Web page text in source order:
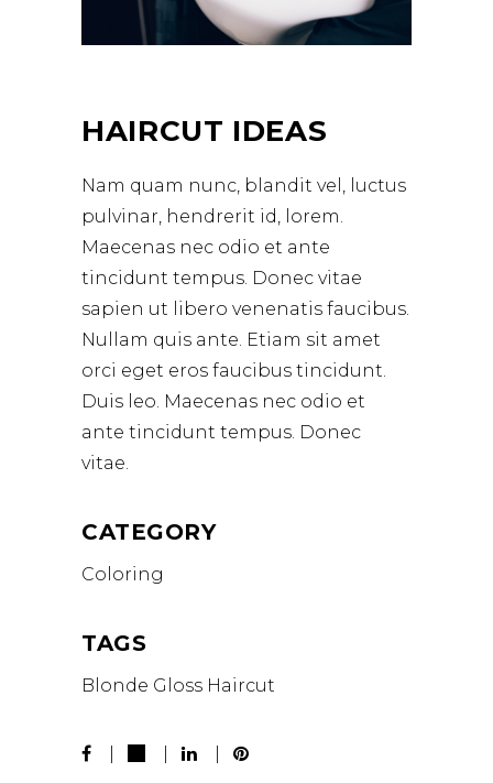
HAIRCUT IDEAS
Nam quam nunc, blandit vel, luctus
pulvinar, hendrerit id, lorem.
Maecenas nec odio et ante
tincidunt tempus. Donec vitae
sapien ut libero venenatis faucibus.
Nullam quis ante. Etiam sit amet
orci eget eros faucibus tincidunt.
Duis leo. Maecenas nec odio et
ante tincidunt tempus. Donec
vitae.
CATEGORY
Coloring
TAGS
Blonde Gloss Haircut